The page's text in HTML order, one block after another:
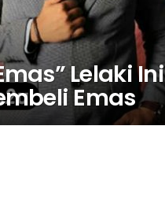
Lelaki Ini
Emas